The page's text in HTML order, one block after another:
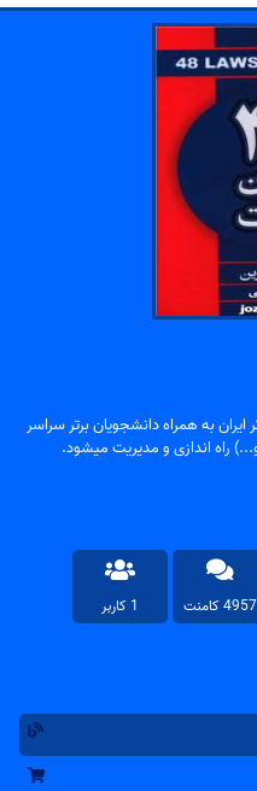
به همراه دانشجویان برتر سراسر
راه اندازی و مدیریت میشود.
4957 کامنت 1 کاربر